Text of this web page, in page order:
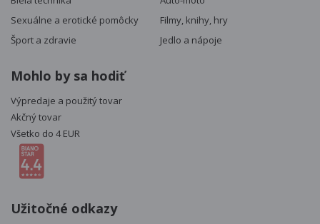
Sexuálne a erotické pomôcky
Filmy, knihy, hry
Šport a zdravie
Jedlo a nápoje
Mohlo by sa hodiť
Výpredaje a použitý tovar
Akčný tovar
Všetko do 4 EUR
Užitočné odkazy